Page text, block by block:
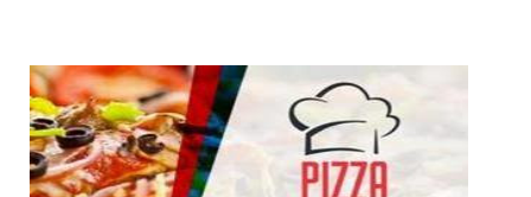
Θλίψη για τον χαμό του Γιώργου
Mαρσέλλου
August 04, 2026